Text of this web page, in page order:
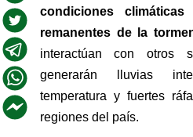
condiciones climáticas
remanentes de la
interactúan con otros
generarán lluvias
temperatura y fuertes
regiones del país.